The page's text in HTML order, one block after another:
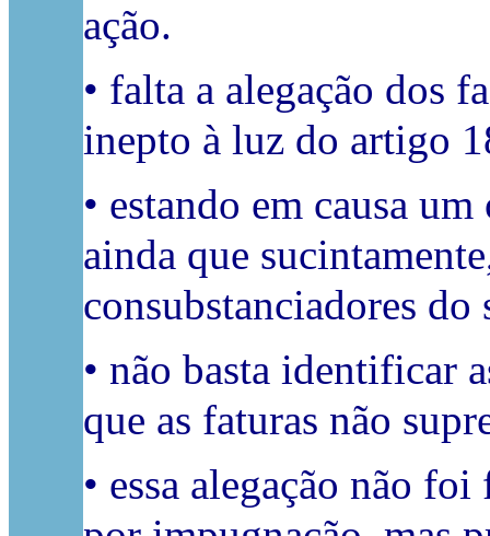
ação.
• falta a alegação dos
inepto à luz do artigo
• estando em causa
ainda que
consubstanciadores
• não basta identificar
que as faturas não
• essa alegação não